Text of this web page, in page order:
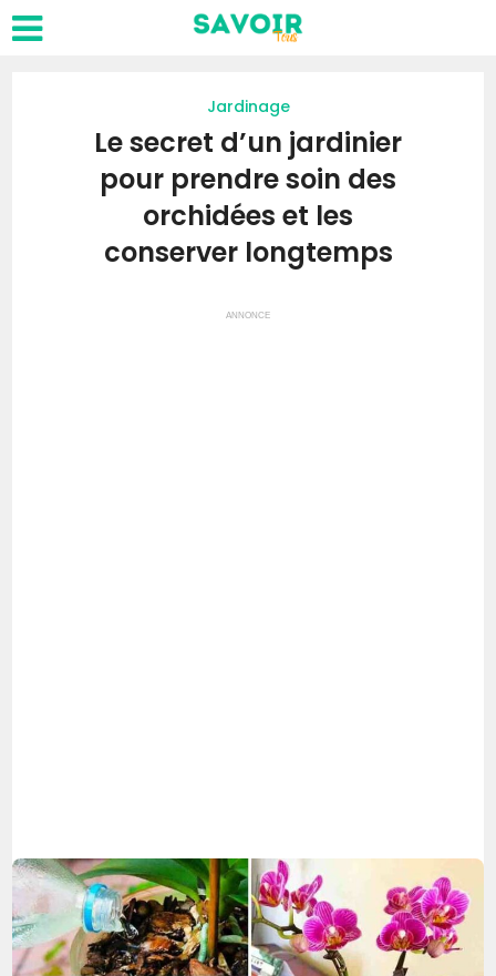
Jardinage
Le secret d’un jardinier
pour prendre soin des
orchidées et les
conserver longtemps
ANNONCE